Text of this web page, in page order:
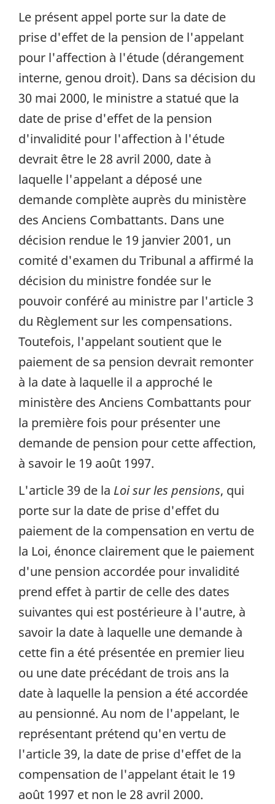
Le présent appel porte sur la date de
prise d'effet de la pension de l'appelant
pour l'affection à l'étude (dérangement
interne, genou droit). Dans sa décision du
30 mai 2000, le ministre a statué que la
date de prise d'effet de la pension
d'invalidité pour l'affection à l'étude
devrait être le 28 avril 2000, date à
laquelle l'appelant a déposé une
demande complète auprès du ministère
des Anciens Combattants. Dans une
décision rendue le 19 janvier 2001, un
comité d'examen du Tribunal a affirmé la
décision du ministre fondée sur le
pouvoir conféré au ministre par l'article 3
du Règlement sur les compensations.
Toutefois, l'appelant soutient que le
paiement de sa pension devrait remonter
à la date à laquelle il a approché le
ministère des Anciens Combattants pour
la première fois pour présenter une
demande de pension pour cette affection,
à savoir le 19 août 1997.
L'article 39 de la Loi sur les pensions, qui
porte sur la date de prise d'effet du
paiement de la compensation en vertu de
la Loi, énonce clairement que le paiement
d'une pension accordée pour invalidité
prend effet à partir de celle des dates
suivantes qui est postérieure à l'autre, à
savoir la date à laquelle une demande à
cette fin a été présentée en premier lieu
ou une date précédant de trois ans la
date à laquelle la pension a été accordée
au pensionné. Au nom de l'appelant, le
représentant prétend qu'en vertu de
l'article 39, la date de prise d'effet de la
compensation de l'appelant était le 19
août 1997 et non le 28 avril 2000.